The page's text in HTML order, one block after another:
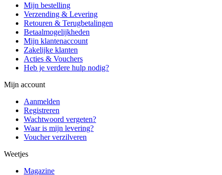
Mijn bestelling
Verzending & Levering
Retouren & Terugbetalingen
Betaalmogelijkheden
Mijn klantenaccount
Zakelijke klanten
Acties & Vouchers
Heb je verdere hulp nodig?
Mijn account
Aanmelden
Registreren
Wachtwoord vergeten?
Waar is mijn levering?
Voucher verzilveren
Weetjes
Magazine